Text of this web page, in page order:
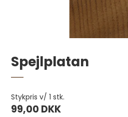
Sadelmagernåle med
Spejlplatan
Stykpris v/ 1 stk.
99,00 DKK